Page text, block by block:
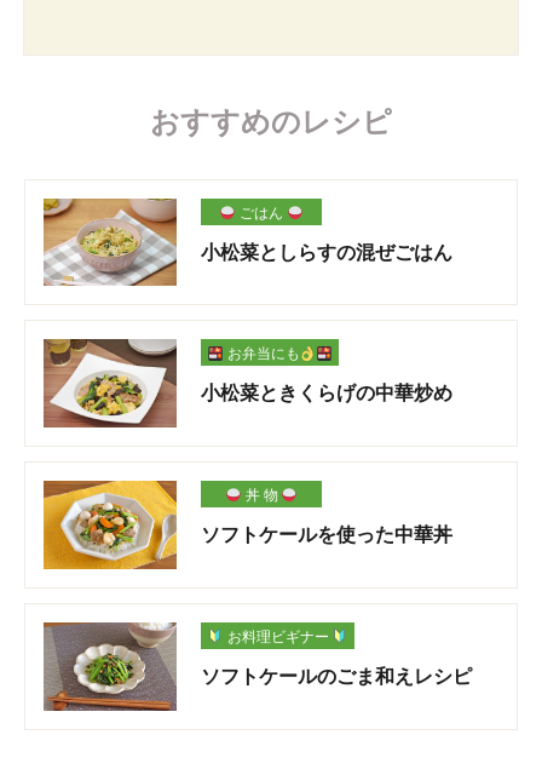
おすすめのレシピ
ごはん
小松菜としらすの混ぜごはん
お弁当にも
小松菜ときくらげの中華炒め
丼 物
ソフトケールを使った中華丼
お料理ビギナー
ソフトケールのごま和えレシピ